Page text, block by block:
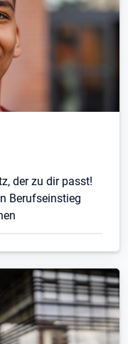
der zu dir passt!
Berufseinstieg